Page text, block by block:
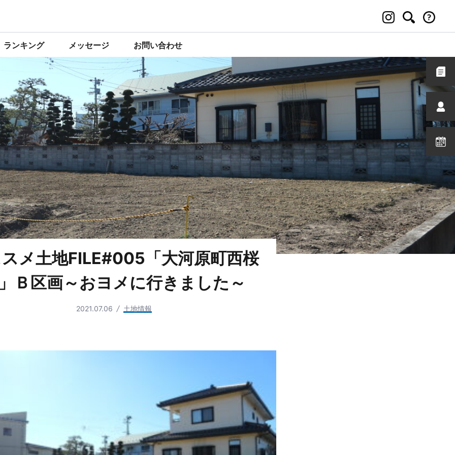
ランキング メッセージ お問い合わせ
メ土地FILE#005「大河原町西桜
Ｂ区画～おヨメに行きました～
2021.07.06 土地情報